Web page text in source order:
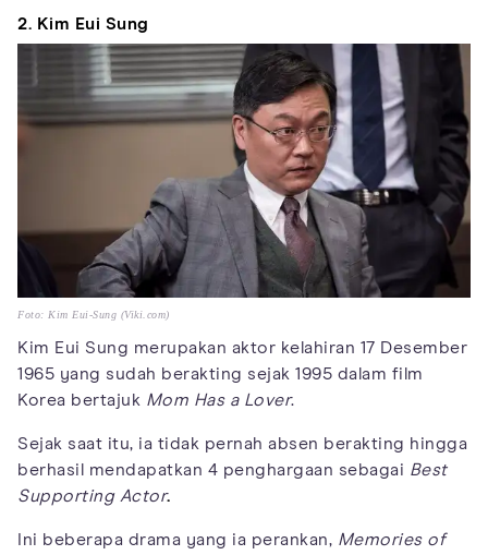
2. Kim Eui Sung
Foto: Kim Eui-Sung (Viki.com)
Kim Eui Sung merupakan aktor kelahiran 17 Desember
1965 yang sudah berakting sejak 1995 dalam film
Korea bertajuk Mom Has a Lover.
Sejak saat itu, ia tidak pernah absen berakting hingga
berhasil mendapatkan 4 penghargaan sebagai Best
Supporting Actor.
Ini beberapa drama yang ia perankan, Memories of